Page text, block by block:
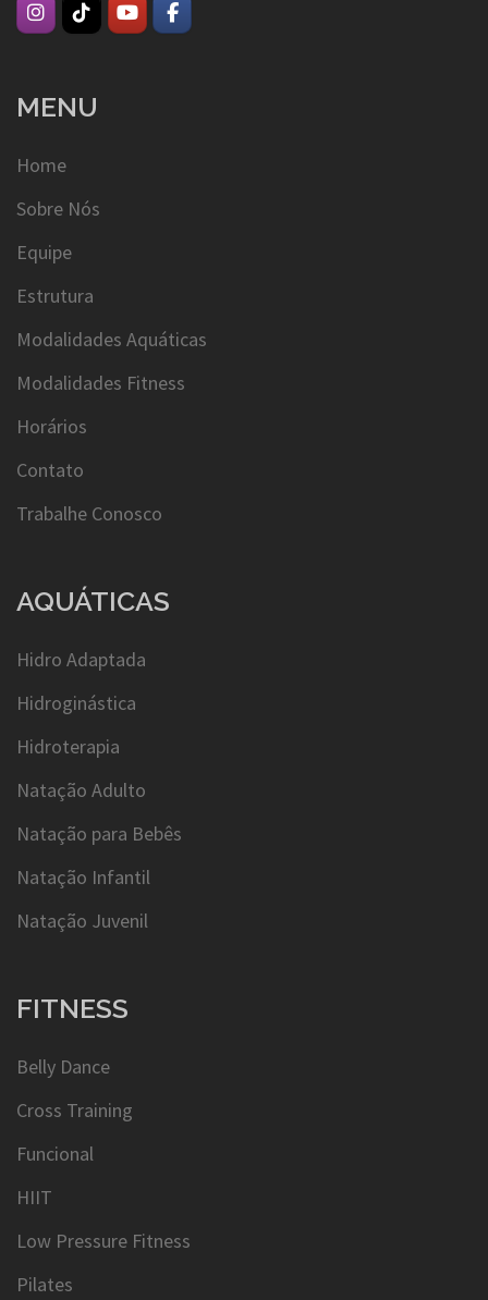
MENU
Home
Sobre Nós
Equipe
Estrutura
Modalidades Aquáticas
Modalidades Fitness
Horários
Contato
Trabalhe Conosco
AQUÁTICAS
Hidro Adaptada
Hidroginástica
Hidroterapia
Natação Adulto
Natação para Bebês
Natação Infantil
Natação Juvenil
FITNESS
Belly Dance
Cross Training
Funcional
HIIT
Low Pressure Fitness
Pilates